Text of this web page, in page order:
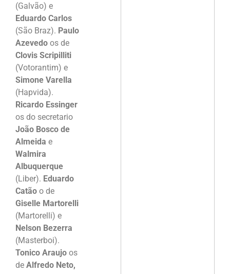
(Galvão) e
Eduardo Carlos
(São Braz). Paulo
Azevedo os de
Clovis Scripilliti
(Votorantim) e
Simone Varella
(Hapvida).
Ricardo Essinger
os do secretario
João Bosco de
Almeida e
Walmira
Albuquerque
(Liber). Eduardo
Catão o de
Giselle Martorelli
(Martorelli) e
Nelson Bezerra
(Masterboi).
Tonico Araujo os
de Alfredo Neto,